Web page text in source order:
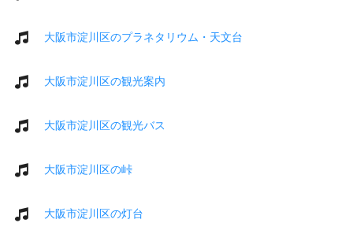
大阪市淀川区のプラネタリウム・天文台
大阪市淀川区の観光案内
大阪市淀川区の観光バス
大阪市淀川区の峠
大阪市淀川区の灯台